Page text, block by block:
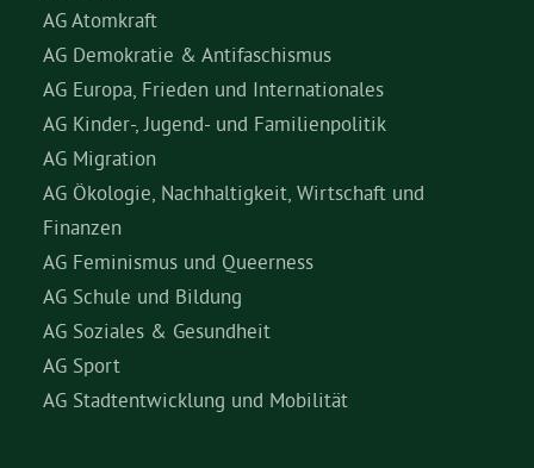
AG Atomkraft
AG Demokratie & Antifaschismus
AG Europa, Frieden und Internationales
AG Kinder-, Jugend- und Familienpolitik
AG Migration
AG Ökologie, Nachhaltigkeit, Wirtschaft und
Finanzen
AG Feminismus und Queerness
AG Schule und Bildung
AG Soziales & Gesundheit
AG Sport
AG Stadtentwicklung und Mobilität